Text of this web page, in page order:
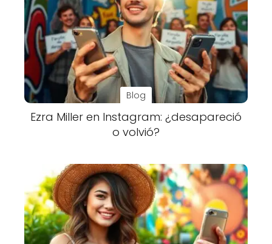
Blog
Ezra Miller en Instagram: ¿desapareció
o volvió?